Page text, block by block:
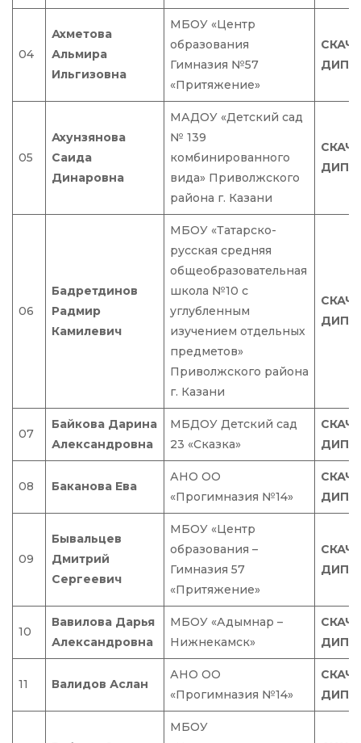
04
Ахметова
Альмира
Ильгизовна
МБОУ «Центр
образования
Гимназия №57
«Притяжение»
05
Ахунзянова
Саида
Динаровна
МАДОУ «Детский сад
№ 139
комбинированного
вида» Приволжского
района г. Казани
06
Бадретдинов
Радмир
Камилевич
МБОУ «Татарско-
русская средняя
общеобразовательная
школа №10 с
углубленным
изучением отдельных
предметов»
Приволжского района
г. Казани
07
Байкова Дарина
Александровна
МБДОУ Детский сад
23 «Сказка»
08 Баканова Ева
АНО ОО
«Прогимназия №14»
09
Бывальцев
Дмитрий
Сергеевич
МБОУ «Центр
образования –
Гимназия 57
«Притяжение»
10
Вавилова Дарья
Александровна
МБОУ «Адымнар –
Нижнекамск»
11 Валидов Аслан
АНО ОО
«Прогимназия №14»
МБОУ